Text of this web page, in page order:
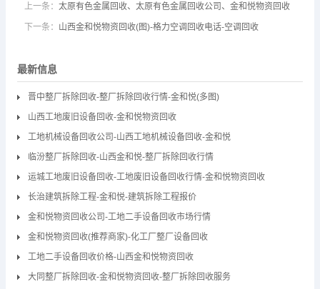
上一条： 太原有色金属回收、太原有色金属回收公司、金和悦物资回收
下一条： 山西金和悦物资回收(图)-格力空调回收电话-空调回收
最新信息
晋中整厂拆除回收-整厂拆除回收行情-金和悦(多图)
山西工地废旧设备回收-金和悦物资回收
工地机械设备回收公司-山西工地机械设备回收-金和悦
临汾整厂拆除回收-山西金和悦-整厂拆除回收行情
运城工地废旧设备回收-工地废旧设备回收行情-金和悦物资回收
长治建筑拆除工程-金和悦-建筑拆除工程报价
金和悦物资回收公司-工地二手设备回收市场行情
金和悦物资回收(推荐商家)-化工厂整厂设备回收
工地二手设备回收价格-山西金和悦物资回收
大同整厂拆除回收-金和悦物资回收-整厂拆除回收服务